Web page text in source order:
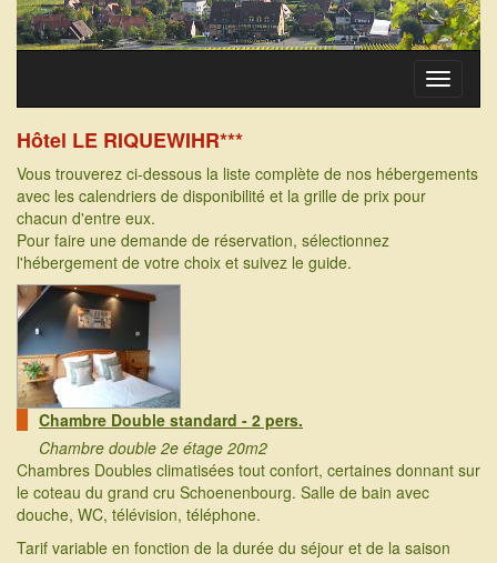
Toggle
Hôtel LE RIQUEWIHR***
Vous trouverez ci-dessous la liste complète de nos hébergements
avec les calendriers de disponibilité et la grille de prix pour
chacun d'entre eux.
Pour faire une demande de réservation, sélectionnez
l'hébergement de votre choix et suivez le guide.
Chambre Double standard - 2 pers.
Chambre double 2e étage 20m2
Chambres Doubles climatisées tout confort, certaines donnant sur
le coteau du grand cru Schoenenbourg. Salle de bain avec
douche, WC, télévision, téléphone.
Tarif variable en fonction de la durée du séjour et de la saison